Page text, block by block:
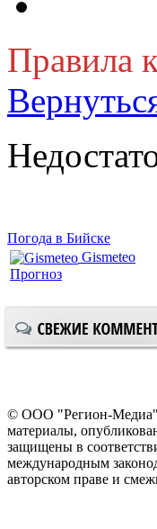
Правила
Погода в Бийске
Gismeteo
Прогноз
© ООО "Регион-Медиа"
материалы,
защищены в
международным
авторском праве и